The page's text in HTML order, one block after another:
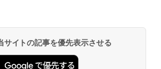
イトの記事を優先表示させる